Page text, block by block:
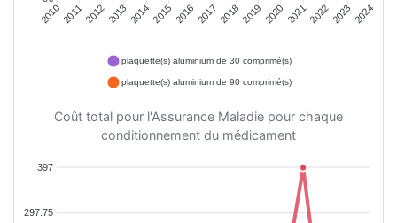
2010201120122013 20142015 2016 2017 20182019 2020 202120222023 2024
plaquette(s) aluminium de 30 comprimé(s)
plaquette(s) aluminium de 90 comprimé(s)
Coût total pour l'Assurance Maladie pour chaque
conditionnement du médicament
397
297.75